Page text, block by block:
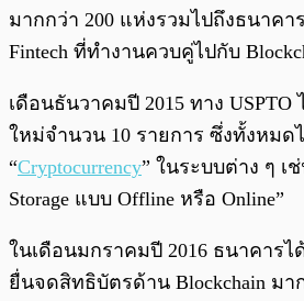
มากกว่า 200 แห่งรวมไปถึงธนาค
Fintech ที่ทำงานควบคู่ไปกับ
เดือนธันวาคมปี 2015 ทาง USPTO
ใหม่จำนวน 10 รายการ ซึ่งทั้งหมด
“Cryptocurrency” ในระบบต่าง ๆ เ
Storage แบบ Offline หรือ Online”
ในเดือนมกราคมปี 2016 ธนาคารไ
ยื่นจดสิทธิบัตรด้าน Blockchain มา